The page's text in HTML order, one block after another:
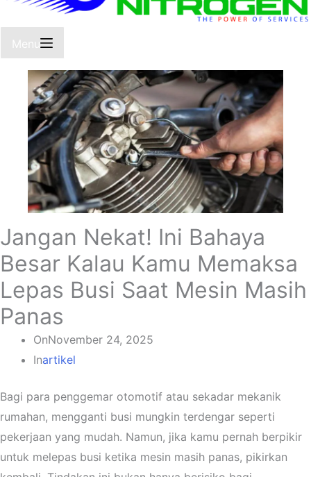
Menu
Jangan Nekat! Ini Bahaya
Besar Kalau Kamu Memaksa
Lepas Busi Saat Mesin Masih
Panas
OnNovember 24, 2025
Inartikel
Bagi para penggemar otomotif atau sekadar mekanik
rumahan, mengganti busi mungkin terdengar seperti
pekerjaan yang mudah. Namun, jika kamu pernah berpikir
untuk melepas busi ketika mesin masih panas, pikirkan